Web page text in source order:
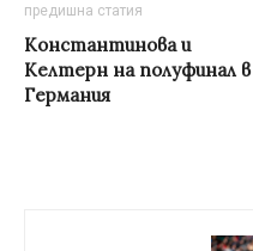
предишна статия
Константинова и
Келтерн на полуфинал в
Германия